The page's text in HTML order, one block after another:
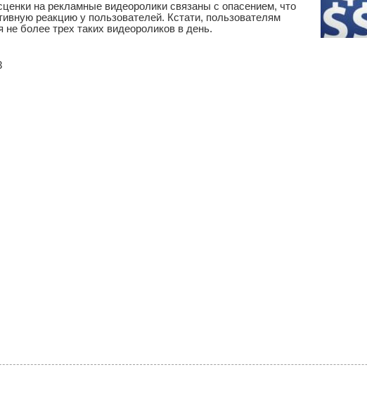
на рекламные видеоролики связаны с опасением, что
реакцию у пользователей. Кстати, пользователям
не более трех таких видеороликов в день.